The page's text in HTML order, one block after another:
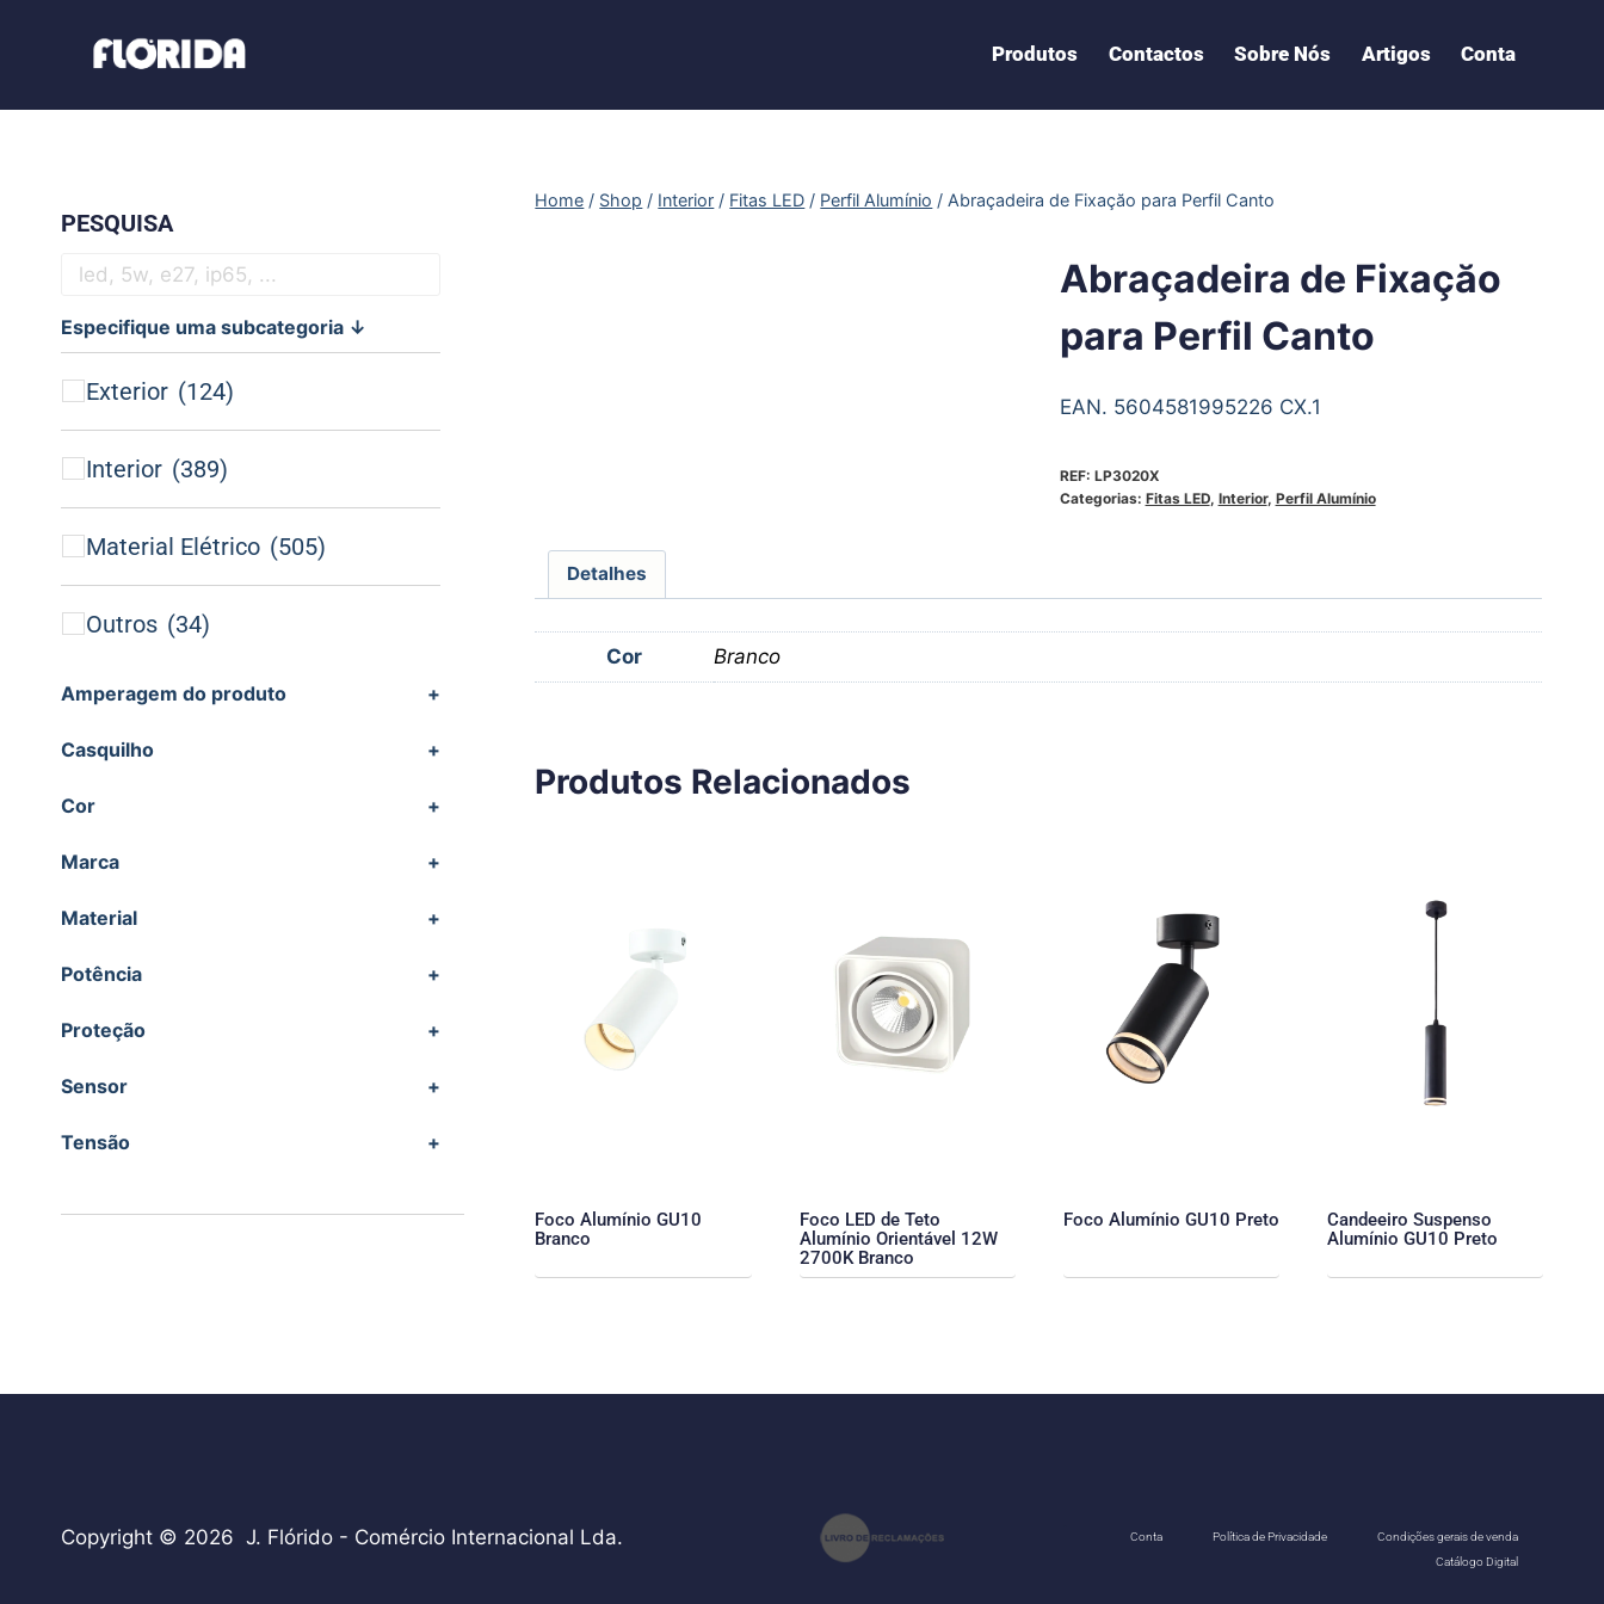
Produtos Contactos Sobre Nós Artigos Conta
Home / Shop / Interior / Fitas LED / Perfil Alumínio / Abraçadeira de Fixaçăo para Perfil Canto
Abraçadeira de Fixaçăo
para Perfil Canto
EAN. 5604581995226 CX.1
REF: LP3020X
Categorias: Fitas LED, Interior, Perfil Alumínio
Detalhes
Cor Branco
Produtos Relacionados
Foco Alumínio GU10
Branco
Foco LED de Teto
Alumínio Orientável 12W
2700K Branco
Foco Alumínio GU10 Preto
Candeeiro Suspenso
Alumínio GU10 Preto
PESQUISA
Especifique uma subcategoria ↓
Exterior (124)
Interior (389)
Material Elétrico (505)
Outros (34)
Amperagem do produto +
Casquilho +
Cor +
Marca +
Material +
Potência +
Proteção +
Sensor +
Tensão +
Copyright © 2026 J. Flórido - Comércio Internacional Lda. Conta Política de Privacidade
Condições gerais de venda
Catálogo Digital